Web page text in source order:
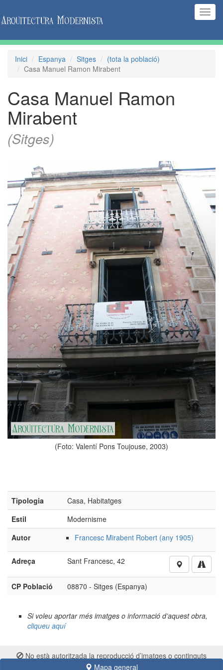
Inici Espanya Sitges
(tota la població)
Casa Manuel Ramon Mirabent
Casa Manuel Ramon
Mirabent
(Sitges)
(Foto: Valentí Pons Toujouse, 2003)
Tipologia
Casa, Habitatges
Estil
Modernisme
Autor
Francesc Mirabent Robert (any 1905)
Adreça Sant Francesc, 42
CP Població 08870 - Sitges (Espanya)
Si voleu aportar més imatges o informació d’aquest obra,
cliqueu aquí
Mapa general
No està autoritzada la reproducció d’imatges o continguts
sense el consentiment exprés de l'autor